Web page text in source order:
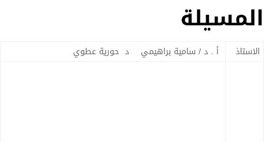
المسيلة
الاستاذ أ . د / سامية براهيمي د حورية عطوي